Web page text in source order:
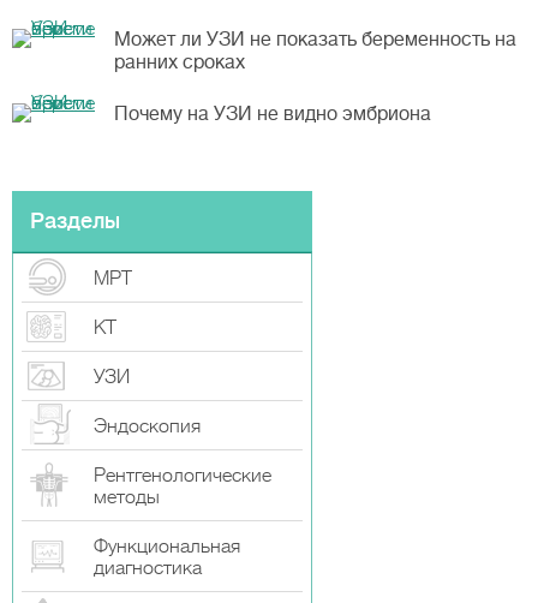
Может ли УЗИ не показать беременность на
ранних сроках
Почему на УЗИ не видно эмбриона
Разделы
МРТ
КТ
УЗИ
Эндоскопия
Рентгенологические
методы
Функциональная
диагностика